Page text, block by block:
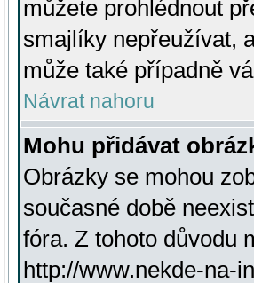
můžete prohlédnout
smajlíky nepřeužívat,
může také případně
Návrat nahoru
Mohu přidávat
Obrázky se mohou
současné době
fóra. Z tohoto důvodu
http://www.nekde-na-